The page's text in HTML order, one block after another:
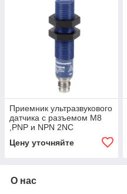
Приемник ультразвукового
датчика с разъемом М8
,PNP и NPN 2NC
Цену уточняйте
О нас